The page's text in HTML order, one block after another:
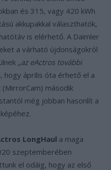
és 315, vagy 420 kWh
akkupakkal választhatók,
is elérhető. A Daimler
a várható újdonságokról
„az eActros további
hogy április óta érhető el a
második
még jobban hasonlít a
LongHaul a maga
szeptemberében
el odáig, hogy az első